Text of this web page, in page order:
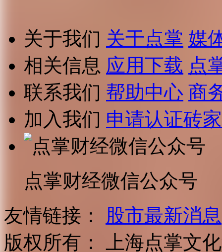
关于我们 关于点掌 媒
相关信息 应用下载 点
联系我们 帮助中心 商
加入我们 申请认证砖家
点掌财经微信公众号
友情链接：
股市最新消息
版权所有：
上海点掌文